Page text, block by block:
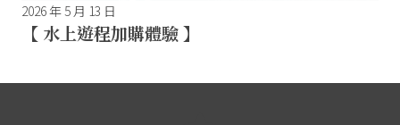
2026 年 5 月 13 日
【 水上遊程加購體驗 】